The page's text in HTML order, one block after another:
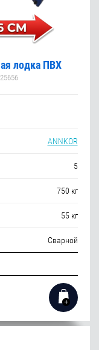
лодка ПВХ
ANNKOR
5
750 кг
55 кг
Сварной